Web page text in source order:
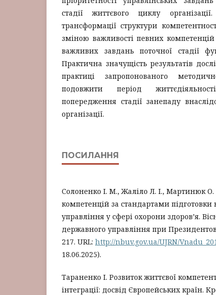
стадії життєвого циклу
трансформації структури
зміною важливості певних
важливих завдань поточної стадії
Практична значущість результатів
практиці запропонованого
подовжити період
попередження стадії занепаду
організації.
ПОСИЛАННЯ
Солоненко І. М., Жаліло Л. І., Мартинюк
компетенцій за стандартами підготовки
управління у сфері охорони здоров’я.
державного управління при
217. URL: http://nbuv.gov.ua/UJRN/
18.06.2025).
Тараненко І. Розвиток життєвої
інтеграції: досвід Європейських країн.